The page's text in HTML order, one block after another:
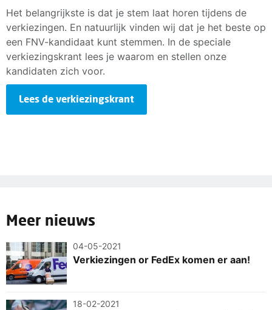
Het belangrijkste is dat je stem laat horen tijdens de
verkiezingen. En natuurlijk vinden wij dat je het beste op
een FNV-kandidaat kunt stemmen. In de speciale
verkiezingskrant lees je waarom en stellen onze
kandidaten zich voor.
Lees de verkiezingskrant
Meer nieuws
04-05-2021
Verkiezingen or FedEx komen er aan!
18-02-2021